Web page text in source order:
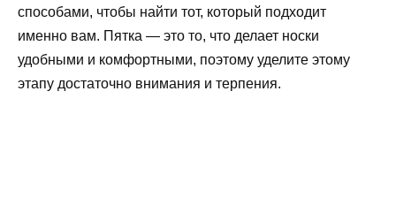
способами, чтобы найти тот, который подходит
именно вам. Пятка — это то, что делает носки
удобными и комфортными, поэтому уделите этому
этапу достаточно внимания и терпения.